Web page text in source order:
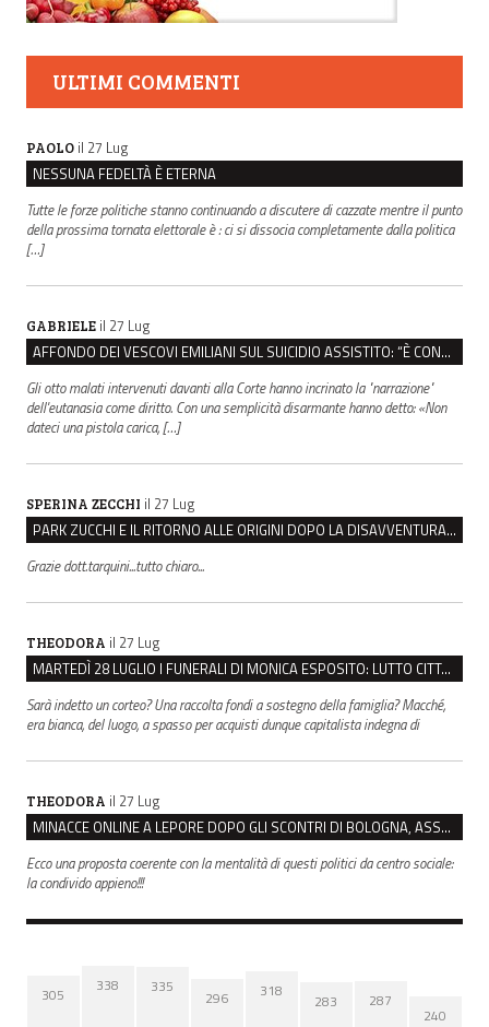
ULTIMI COMMENTI
PAOLO il 27 Lug
NESSUNA FEDELTÀ È ETERNA
Tutte le forze politiche stanno continuando a discutere di cazzate mentre il punto
della prossima tornata elettorale è : ci si dissocia completamente dalla politica
[…]
GABRIELE il 27 Lug
AFFONDO DEI VESCOVI EMILIANI SUL SUICIDIO ASSISTITO: “È CONTRO IL VALORE DELLA PERSONA”
Gli otto malati intervenuti davanti alla Corte hanno incrinato la "narrazione"
dell'eutanasia come diritto. Con una semplicità disarmante hanno detto: «Non
dateci una pistola carica, […]
SPERINA ZECCHI il 27 Lug
PARK ZUCCHI E IL RITORNO ALLE ORIGINI DOPO LA DISAVVENTURA CON REGGIO EMILIA PARCHEGGI
Grazie dott.tarquini...tutto chiaro...
THEODORA il 27 Lug
MARTEDÌ 28 LUGLIO I FUNERALI DI MONICA ESPOSITO: LUTTO CITTADINO A MODENA E NONANTOLA
Sarà indetto un corteo? Una raccolta fondi a sostegno della famiglia? Macché,
era bianca, del luogo, a spasso per acquisti dunque capitalista indegna di
THEODORA il 27 Lug
MINACCE ONLINE A LEPORE DOPO GLI SCONTRI DI BOLOGNA, ASSEGNATA LA SCORTA AL SINDACO
Ecco una proposta coerente con la mentalità di questi politici da centro sociale:
la condivido appieno!!!
305 338 335
296 318
283 287
240